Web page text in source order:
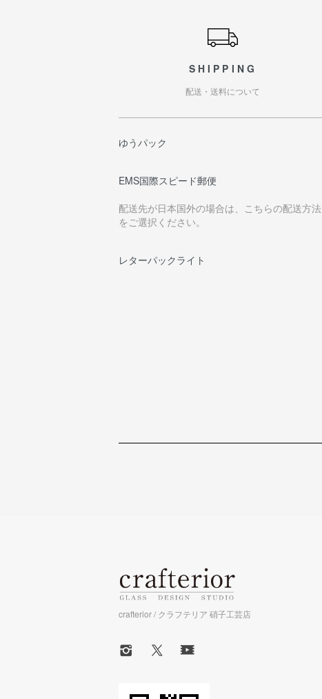
SHIPPING
配送・送料について
ゆうパック
EMS国際スピード郵便
配送先が日本国外の場合は、こちらの配送方法
をご選択ください。
レターパックライト
crafterior / クラフテリア 硝子工芸店